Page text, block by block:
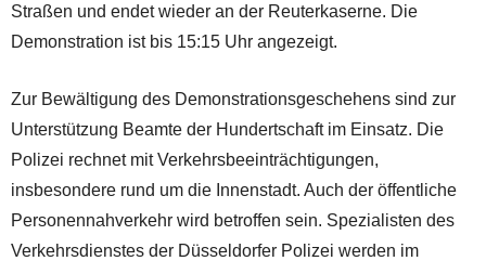
Straßen und endet wieder an der Reuterkaserne. Die
Demonstration ist bis 15:15 Uhr angezeigt.
Zur Bewältigung des Demonstrationsgeschehens sind zur
Unterstützung Beamte der Hundertschaft im Einsatz. Die
Polizei rechnet mit Verkehrsbeeinträchtigungen,
insbesondere rund um die Innenstadt. Auch der öffentliche
Personennahverkehr wird betroffen sein. Spezialisten des
Verkehrsdienstes der Düsseldorfer Polizei werden im